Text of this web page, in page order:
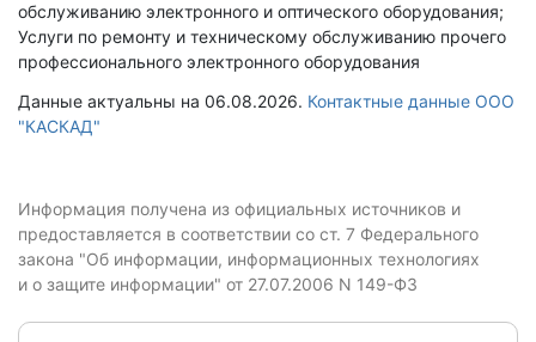
обслуживанию электронного и оптического оборудования;
Услуги по ремонту и техническому обслуживанию прочего
профессионального электронного оборудования
Данные актуальны на 06.08.2026. Контактные данные ООО
"КАСКАД"
Информация получена из официальных источников и
предоставляется в соответствии со ст. 7 Федерального
закона "Об информации, информационных технологиях
и о защите информации" от 27.07.2006 N 149-ФЗ